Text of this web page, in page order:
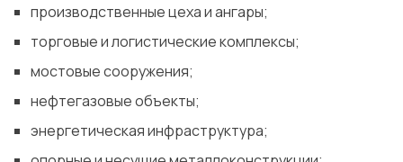
производственные цеха и ангары;
торговые и логистические комплексы;
мостовые сооружения;
нефтегазовые объекты;
энергетическая инфраструктура;